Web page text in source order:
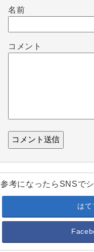
名前
コメント
参考になったらSNSで
はて